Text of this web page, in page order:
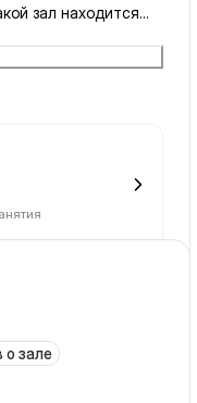
зал находится
и это радует👍🏻
зале